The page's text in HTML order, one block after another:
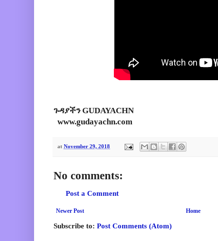
ጉዳያችን GUDAYACHN
www.gudayachn.com
at November 29, 2018
No comments:
Post a Comment
Newer Post Home
Subscribe to: Post Comments (Atom)